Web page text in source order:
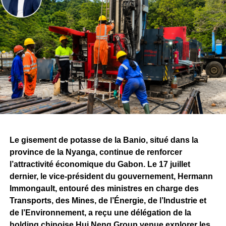
Le volet humain figure également parmi les éléments mis
en avant par l’entreprise. Plus de700 Gabonaises et
Gabonais sont aujourd’hui directement impliqués
dans le projet, témoignant de la volonté affichée
d’associer les compétences nationales au
développement de Belinga.
Ces réalisations s’inscrivent dans la continuité de la
convention minière signée entre l’État gabonais et
Fortescue, qui prévoit, à terme, des investissements de
milliers d’emplois directs et indirects.
Si les attentes demeurent importantes autour du
lancement effectif de l’exploitation minière, le bilan
présenté par Fortescue rappelle qu’avant de devenir une
mine, Belinga se construit progressivement. Les
investissements consentis, les infrastructures déployées
et les travaux techniques engagés constituent autant
Le gisement de potasse de la Banio, situé dans la
province de la Nyanga, continue de renforcer
l’attractivité économique du Gabon. Le 17 juillet
dernier, le vice-président du gouvernement, Hermann
Immongault, entouré des ministres en charge des
Transports, des Mines, de l’Énergie, de l’Industrie et
de l’Environnement, a reçu une délégation de la